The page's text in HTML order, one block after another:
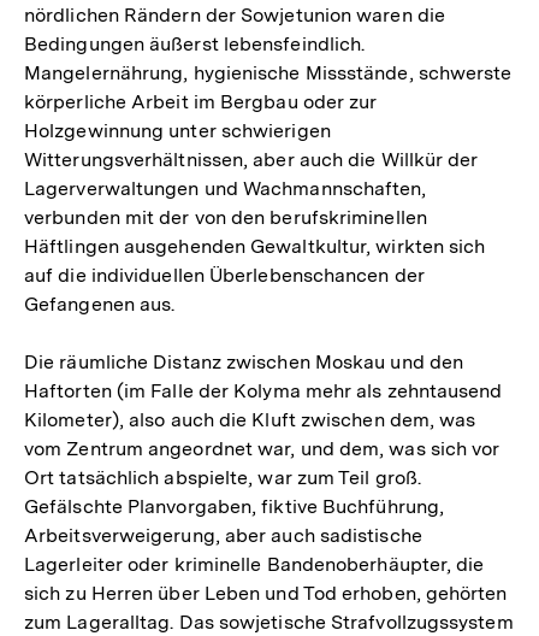
nördlichen Rändern der Sowjetunion waren die
Bedingungen äußerst lebensfeindlich.
Mangelernährung, hygienische Missstände, schwerste
körperliche Arbeit im Bergbau oder zur
Holzgewinnung unter schwierigen
Witterungsverhältnissen, aber auch die Willkür der
Lagerverwaltungen und Wachmannschaften,
verbunden mit der von den berufskriminellen
Häftlingen ausgehenden Gewaltkultur, wirkten sich
auf die individuellen Überlebenschancen der
Gefangenen aus.
Die räumliche Distanz zwischen Moskau und den
Haftorten (im Falle der Kolyma mehr als zehntausend
Kilometer), also auch die Kluft zwischen dem, was
vom Zentrum angeordnet war, und dem, was sich vor
Ort tatsächlich abspielte, war zum Teil groß.
Gefälschte Planvorgaben, fiktive Buchführung,
Arbeitsverweigerung, aber auch sadistische
Lagerleiter oder kriminelle Bandenoberhäupter, die
sich zu Herren über Leben und Tod erhoben, gehörten
zum Lageralltag. Das sowjetische Strafvollzugssystem